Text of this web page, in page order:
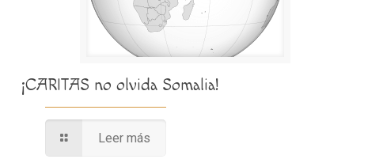
¡CARITAS no olvida Somalia!
Leer más